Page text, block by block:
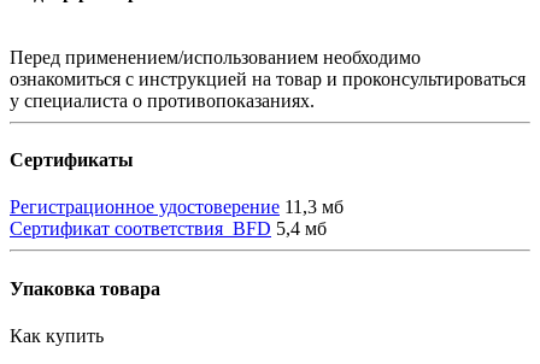
Перед применением/использованием необходимо
ознакомиться с инструкцией на товар и проконсультироваться
у специалиста о противопоказаниях.
Сертификаты
Регистрационное удостоверение 11,3 мб
Сертификат соответствия_BFD 5,4 мб
Упаковка товара
Как купить